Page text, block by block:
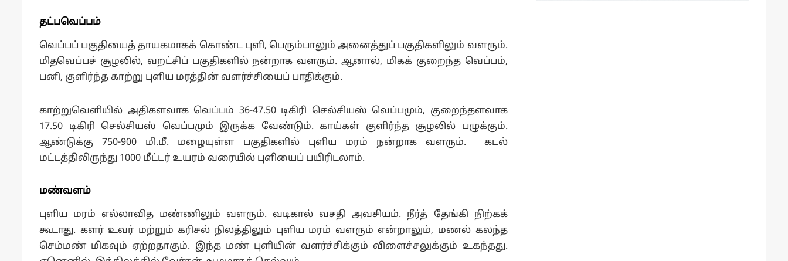
தட்பவெப்பம்
வெப்பப் பகுதியைத் தாயகமாகக் கொண்ட புளி, பெரும்பாலும் அனைத்துப் பகுதிகளிலும் வளரும்.
மிதவெப்பச் சூழலில், வறட்சிப் பகுதிகளில் நன்றாக வளரும். ஆனால், மிகக் குறைந்த வெப்பம்,
பனி, குளிர்ந்த காற்று புளிய மரத்தின் வளர்ச்சியைப் பாதிக்கும்.
காற்றுவெளியில் அதிகளவாக வெப்பம் 36-47.50 டிகிரி செல்சியஸ் வெப்பமும், குறைந்தளவாக
17.50 டிகிரி செல்சியஸ் வெப்பமும் இருக்க வேண்டும். காய்கள் குளிர்ந்த சூழலில் பழுக்கும்.
ஆண்டுக்கு 750-900 மி.மீ. மழையுள்ள பகுதிகளில் புளிய மரம் நன்றாக வளரும். கடல்
மட்டத்திலிருந்து 1000 மீட்டர் உயரம் வரையில் புளியைப் பயிரிடலாம்.
மண்வளம்
புளிய மரம் எல்லாவித மண்ணிலும் வளரும். வடிகால் வசதி அவசியம். நீர்த் தேங்கி நிற்கக்
கூடாது. களர் உவர் மற்றும் கரிசல் நிலத்திலும் புளிய மரம் வளரும் என்றாலும், மணல் கலந்த
செம்மண் மிகவும் ஏற்றதாகும். இந்த மண் புளியின் வளர்ச்சிக்கும் விளைச்சலுக்கும் உகந்தது.